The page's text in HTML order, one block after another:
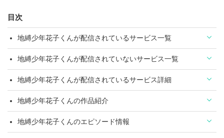
目次
地縛少年花子くんが配信されているサービス一覧
地縛少年花子くんが配信されていないサービス一覧
地縛少年花子くんが配信されているサービス詳細
地縛少年花子くんの作品紹介
地縛少年花子くんのエピソード情報